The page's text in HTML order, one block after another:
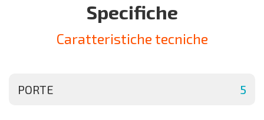
Specifiche
Caratteristiche tecniche
PORTE 5